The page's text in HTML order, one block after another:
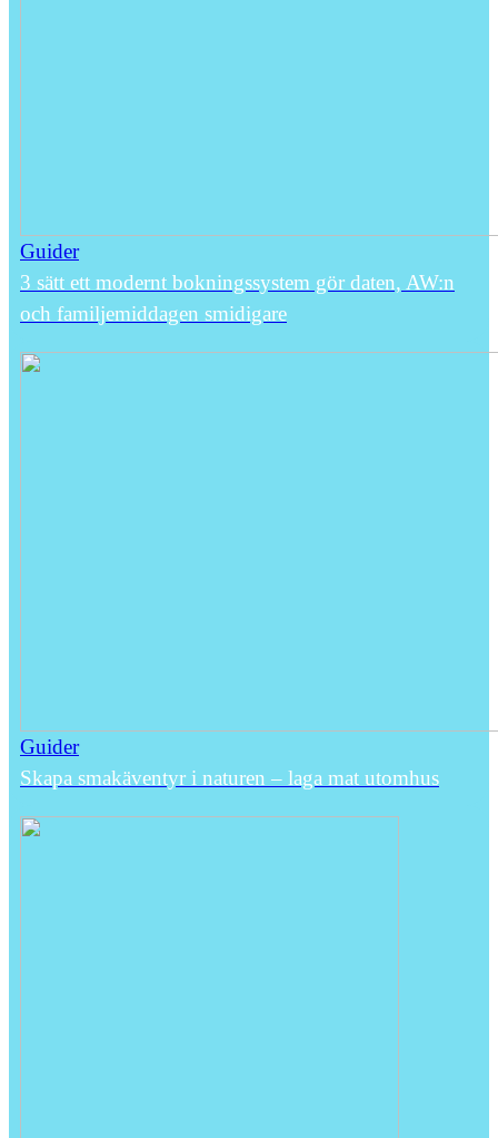
Guider
3 sätt ett modernt bokningssystem gör daten, AW:n
och familjemiddagen smidigare
Guider
Skapa smakäventyr i naturen – laga mat utomhus